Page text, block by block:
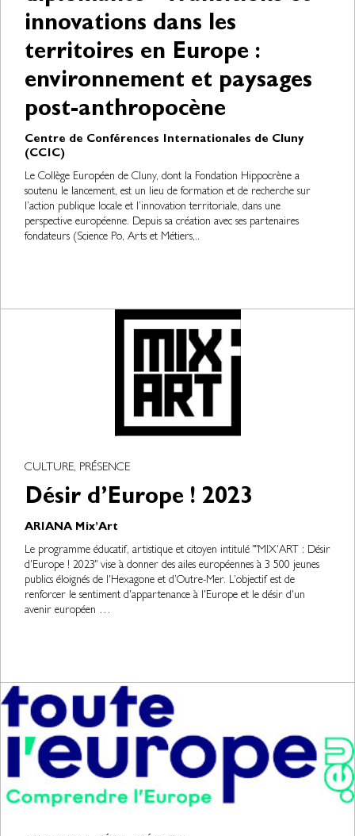
innovations dans les
territoires en Europe :
environnement et paysages
post-anthropocène
Centre de Conférences Internationales de Cluny
(CCIC)
Le Collège Européen de Cluny, dont la Fondation Hippocrène a
soutenu le lancement, est un lieu de formation et de recherche sur
l’action publique locale et l’innovation territoriale, dans une
perspective européenne. Depuis sa création avec ses partenaires
fondateurs (Science Po, Arts et Métiers,..
CULTURE, PRÉSENCE
Désir d’Europe ! 2023
ARIANA Mix’Art
Le programme éducatif, artistique et citoyen intitulé ""MIX'ART : Désir
d'Europe ! 2023" vise à donner des ailes européennes à 3 500 jeunes
publics éloignés de l'Hexagone et d’Outre-Mer. L’objectif est de
renforcer le sentiment d'appartenance à l'Europe et le désir d'un
avenir européen …